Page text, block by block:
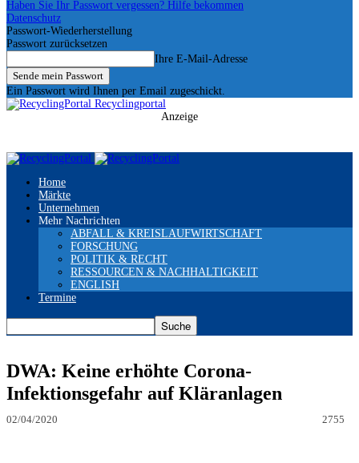
Haben Sie Ihr Passwort vergessen? Hilfe bekommen
Datenschutz
Passwort-Wiederherstellung
Passwort zurücksetzen
Ihre E-Mail-Adresse
Ein Passwort wird Ihnen per Email zugeschickt.
Recyclingportal
Anzeige
Home
Märkte
Unternehmen
Mehr Nachrichten
ABFALL & KREISLAUFWIRTSCHAFT
FORSCHUNG
POLITIK & RECHT
RESSOURCEN & NACHHALTIGKEIT
ENGLISH
Termine
DWA: Keine erhöhte Corona-
Infektionsgefahr auf Kläranlagen
02/04/2020 2755